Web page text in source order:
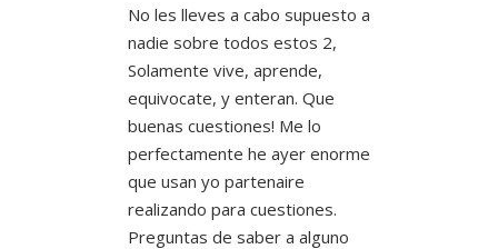
No les lleves a cabo supuesto a
nadie sobre todos estos 2,
Solamente vive, aprende,
equivocate, y enteran. Que
buenas cuestiones! Me lo
perfectamente he ayer enorme
que usan yo partenaire
realizando para cuestiones.
Preguntas de saber a alguno